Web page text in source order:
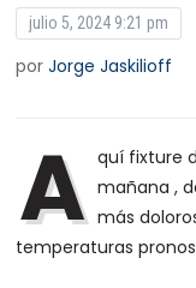
julio 5, 2024 9:21 pm
porJorge Jaskilioff
A quí fixture
mañana ,
más
temperaturas